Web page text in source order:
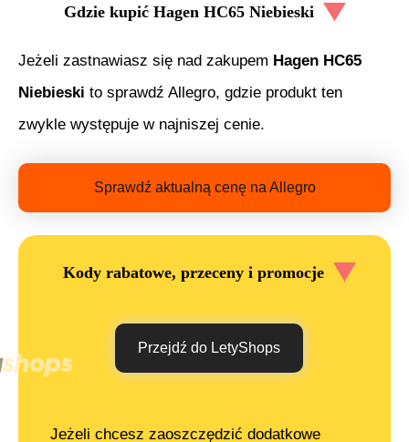
Gdzie kupić Hagen HC65 Niebieski
Jeżeli zastnawiasz się nad zakupem Hagen HC65
Niebieski to sprawdź Allegro, gdzie produkt ten
zwykle występuje w najniszej cenie.
Sprawdź aktualną cenę na Allegro
Kody rabatowe, przeceny i promocje
Przejdź do LetyShops
Jeżeli chcesz zaoszczędzić dodatkowe